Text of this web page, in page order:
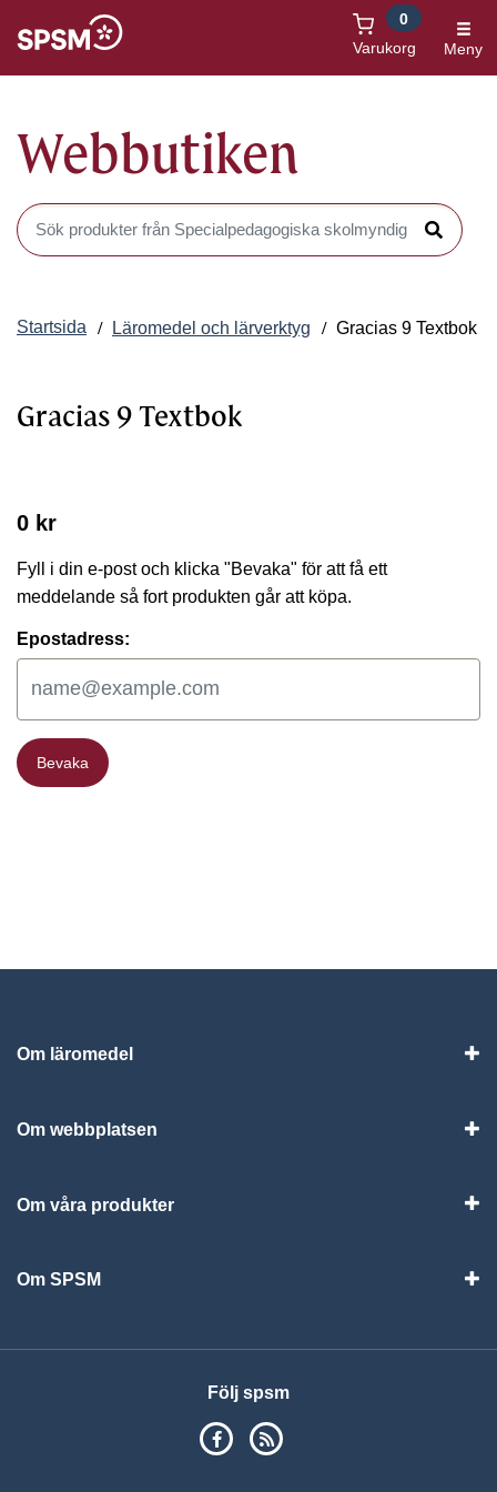
Varukorg
0
Meny
Webbutiken
Sök produkter i Webbutiken
Sök
Startsida Läromedel och lärverktyg Gracias 9 Textbok
Gracias 9 Textbok
0 kr
Fyll i din e-post och klicka "Bevaka" för att få ett
meddelande så fort produkten går att köpa.
Epostadress:
Bevaka
Bevaka
Om läromedel
Om webbplatsen
Om våra produkter
Om SPSM
Följ spsm
SPSM på Facebook